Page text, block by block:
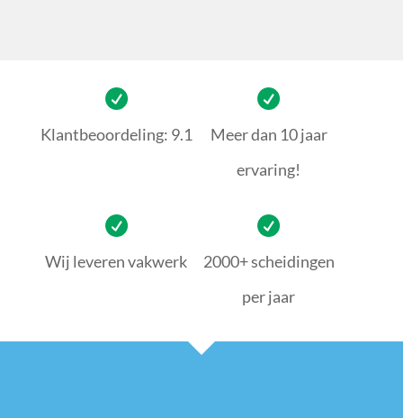
Klantbeoordeling: 9.1
Meer dan 10 jaar
ervaring!
Wij leveren vakwerk
2000+ scheidingen
per jaar